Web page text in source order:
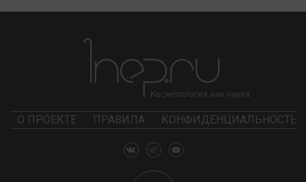
О ПРОЕКТЕ ПРАВИЛА КОНФИДЕНЦИАЛЬНОСТЬ